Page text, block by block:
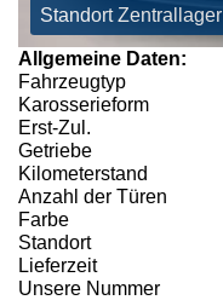
Standort Zentrallager
Allgemeine Daten:
Fahrzeugtyp
Karosserieform
Erst-Zul.
Getriebe
Kilometerstand
Anzahl der Türen
Farbe
Standort
Lieferzeit
Unsere Nummer